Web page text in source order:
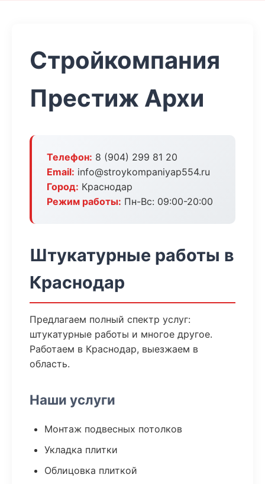
Стройкомпания
Престиж Архи
Телефон: 8 (904) 299 81 20
Email: info@stroykompaniyap554.ru
Город: Краснодар
Режим работы: Пн-Вс: 09:00-20:00
Штукатурные работы в
Краснодар
Предлагаем полный спектр услуг:
штукатурные работы и многое другое.
Работаем в Краснодар, выезжаем в
область.
Наши услуги
Монтаж подвесных потолков
Укладка плитки
Облицовка плиткой